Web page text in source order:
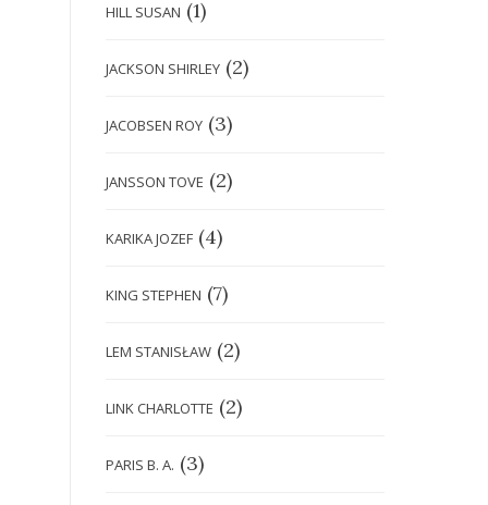
HILL SUSAN (1)
JACKSON SHIRLEY (2)
JACOBSEN ROY (3)
JANSSON TOVE (2)
KARIKA JOZEF (4)
KING STEPHEN (7)
LEM STANISŁAW (2)
LINK CHARLOTTE (2)
PARIS B. A. (3)